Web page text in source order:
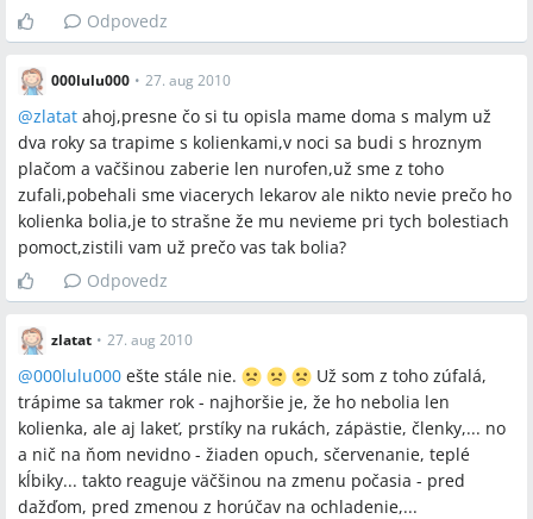
Odpovedz
000lulu000 • 27. aug 2010
@zlatat ahoj,presne čo si tu opisla mame doma s malym už
dva roky sa trapime s kolienkami,v noci sa budi s hroznym
plačom a vačšinou zaberie len nurofen,už sme z toho
zufali,pobehali sme viacerych lekarov ale nikto nevie prečo ho
kolienka bolia,je to strašne že mu nevieme pri tych bolestiach
pomoct,zistili vam už prečo vas tak bolia?
Odpovedz
zlatat • 27. aug 2010
@000lulu000 ešte stále nie.
Už som z toho zúfalá,
trápime sa takmer rok - najhoršie je, že ho nebolia len
kolienka, ale aj lakeť, prstíky na rukách, zápästie, členky,... no
a nič na ňom nevidno - žiaden opuch, sčervenanie, teplé
kĺbiky... takto reaguje väčšinou na zmenu počasia - pred
dažďom, pred zmenou z horúčav na ochladenie,...